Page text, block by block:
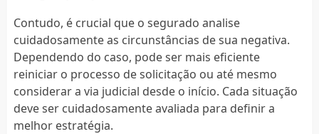
Contudo, é crucial que o segurado analise
cuidadosamente as circunstâncias de sua negativa.
Dependendo do caso, pode ser mais eficiente
reiniciar o processo de solicitação ou até mesmo
considerar a via judicial desde o início. Cada situação
deve ser cuidadosamente avaliada para definir a
melhor estratégia.